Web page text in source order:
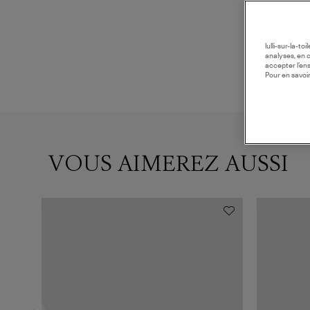
VOUS AIMEREZ AUSSI
lulli-sur-la-
analyses, en
accepter
Pour en